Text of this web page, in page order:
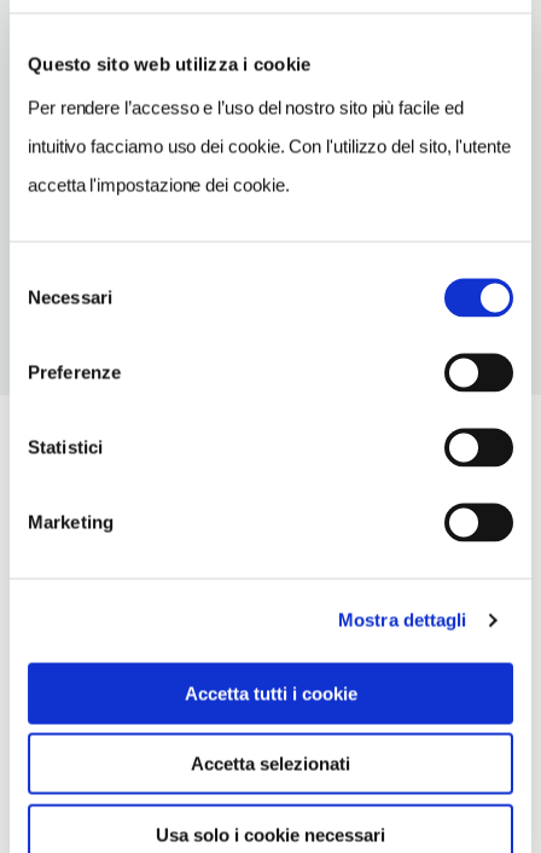
Questo sito web utilizza i cookie
Per rendere l’accesso e l’uso del nostro sito più facile ed
intuitivo facciamo uso dei cookie. Con l'utilizzo del sito, l'utente
accetta l'impostazione dei cookie.
delNecessari
Preferenze
Statistici
Marketing
Mostra dettagli
Accetta tutti i cookie
Accetta selezionati
Usa solo i cookie necessari
INDIRIZZO EMAIL
info@pontechiodo.it
TELEFONO
0412413935-3482473522